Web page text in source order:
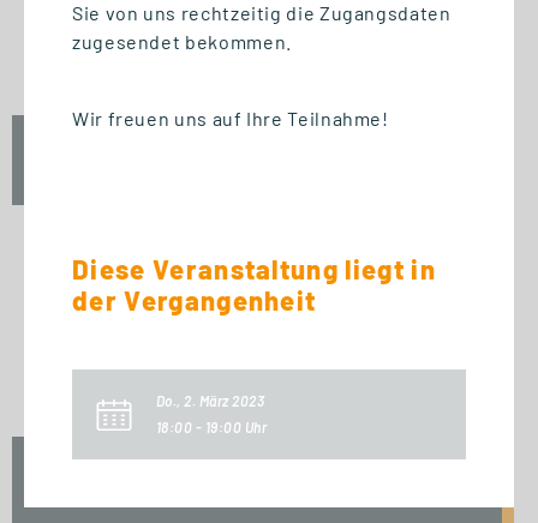
Business Innovation
Management (MBA)
START ZERTIFIKAT
Management
Sie von uns rechtzeitig die Zugangsdaten
zugesendet bekommen.
Wir freuen uns auf Ihre Teilnahme!
Diese Veranstaltung liegt in
der Vergangenheit
Do., 2. März 2023
18:00 - 19:00 Uhr